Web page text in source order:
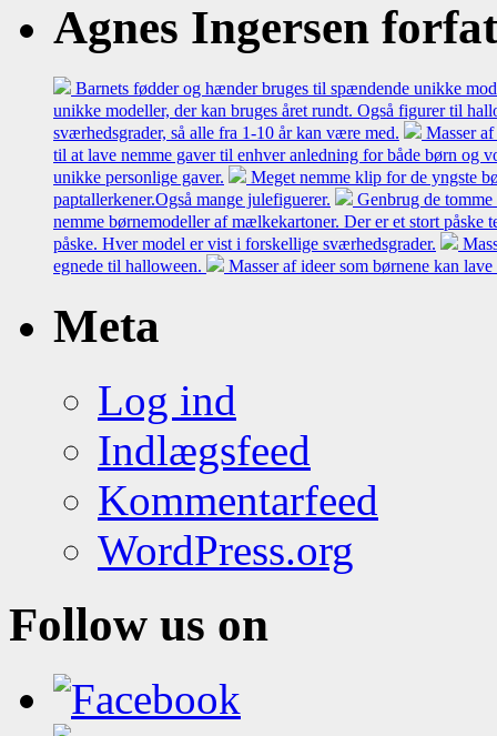
Agnes Ingersen
Barnets fødder og hænder bruges til spændende unikke
unikke modeller, der kan bruges året rundt. Også figurer til
sværhedsgrader, så alle fra 1-10 år kan være med.
Masser
til at lave nemme gaver til enhver anledning for både børn og
unikke personlige gaver.
Meget nemme klip for de yngste
paptallerkener.Også mange julefiguerer.
Genbrug de
nemme børnemodeller af mælkekartoner. Der er et stort påske
påske. Hver model er vist i forskellige sværhedsgrader.
egnede til halloween.
Masser af ideer som børnene kan
Meta
Log ind
Indlægsfeed
Kommentarfeed
WordPress.org
Follow us on